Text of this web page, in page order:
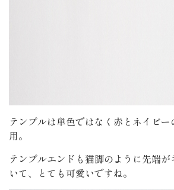
テンプルは単色ではなく赤とネイビ
用。
テンプルエンドも猫脚のように先端
いて、とても可愛いですね。